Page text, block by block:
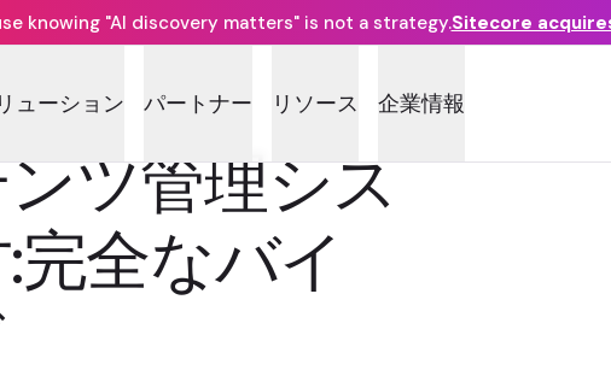
knowing "AI discovery matters" is not a strategy.Sitecore
ューション パートナー リソース 企業情報
ツ管理シス
全なバイ